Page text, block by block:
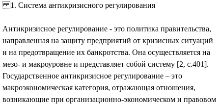
1. Система антикризисного регулирования
Антикризисное регулирование - это политика правительства,
направленная на защиту предприятий от кризисных ситуаций
и на предотвращение их банкротства. Она осуществляется на
мезо- и макроуровне и представляет собой систему [2, с.401].
Государственное антикризисное регулирование – это
макроэкономическая категория, отражающая отношения,
возникающие при организационно-экономическом и правовом